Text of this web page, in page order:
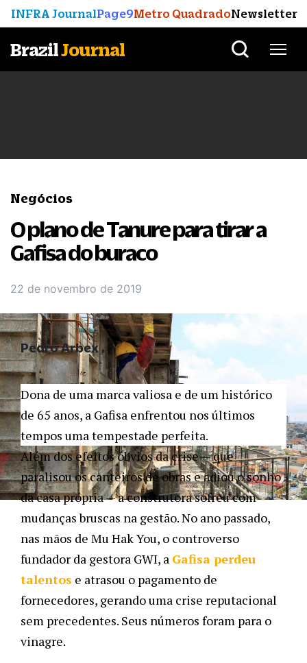
INFRA JournalPage9Metro QuadradoNewsletter
BrazilJournal
Negócios
O plano de Tanure para tirar a
Gafisa do buraco
22 de novembro de 2019
Dona de uma marca valiosa e de um histórico
de 65 anos, a Gafisa enfrentou nos últimos
tempos uma tempestade perfeita.
Além dos efeitos óbvios da crise — que
paralisou os canteiros de obras e adiou o sonho
da casa própria — a construtora sofreu com
mudanças bruscas na gestão. No ano passado,
nas mãos de Mu Hak You, o controverso
fundador da gestora GWI, a Gafisa perdeu
talentos e atrasou o pagamento de
fornecedores, gerando uma crise reputacional
sem precedentes. Seus números foram para o
vinagre.
Pedro Arbex